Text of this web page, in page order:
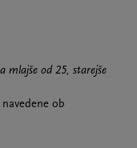
mlajše od 25, starejše
ob